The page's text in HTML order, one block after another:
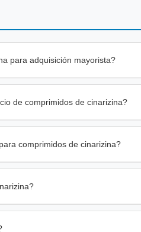
para adquisición mayorista?
de comprimidos de cinarizina?
comprimidos de cinarizina?